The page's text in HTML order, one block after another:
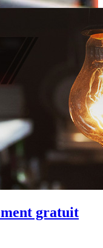
gratuit